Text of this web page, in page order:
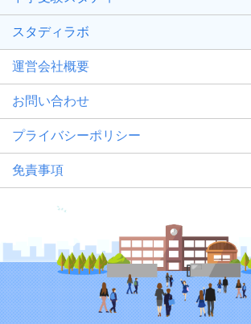
スタディラボ
運営会社概要
お問い合わせ
プライバシーポリシー
免責事項